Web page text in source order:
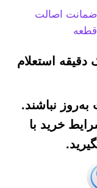
ضمانت اصالت
قطعه
استعلام
نباشند.
خرید با